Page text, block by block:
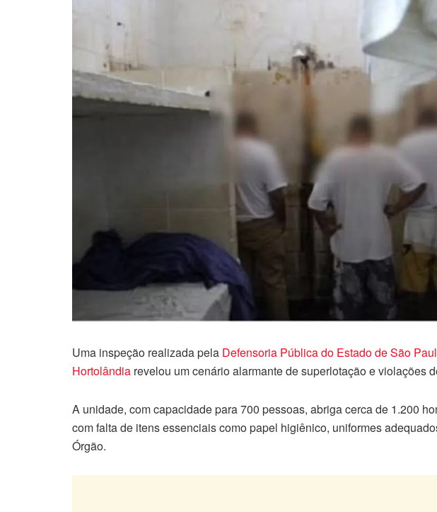
Uma inspeção realizada pela Defensoria Pública do Estado de São
Hortolândia revelou um cenário alarmante de superlotação e violações
A unidade, com capacidade para 700 pessoas, abriga cerca de 1.200
com falta de itens essenciais como papel higiênico, uniformes
Órgão.